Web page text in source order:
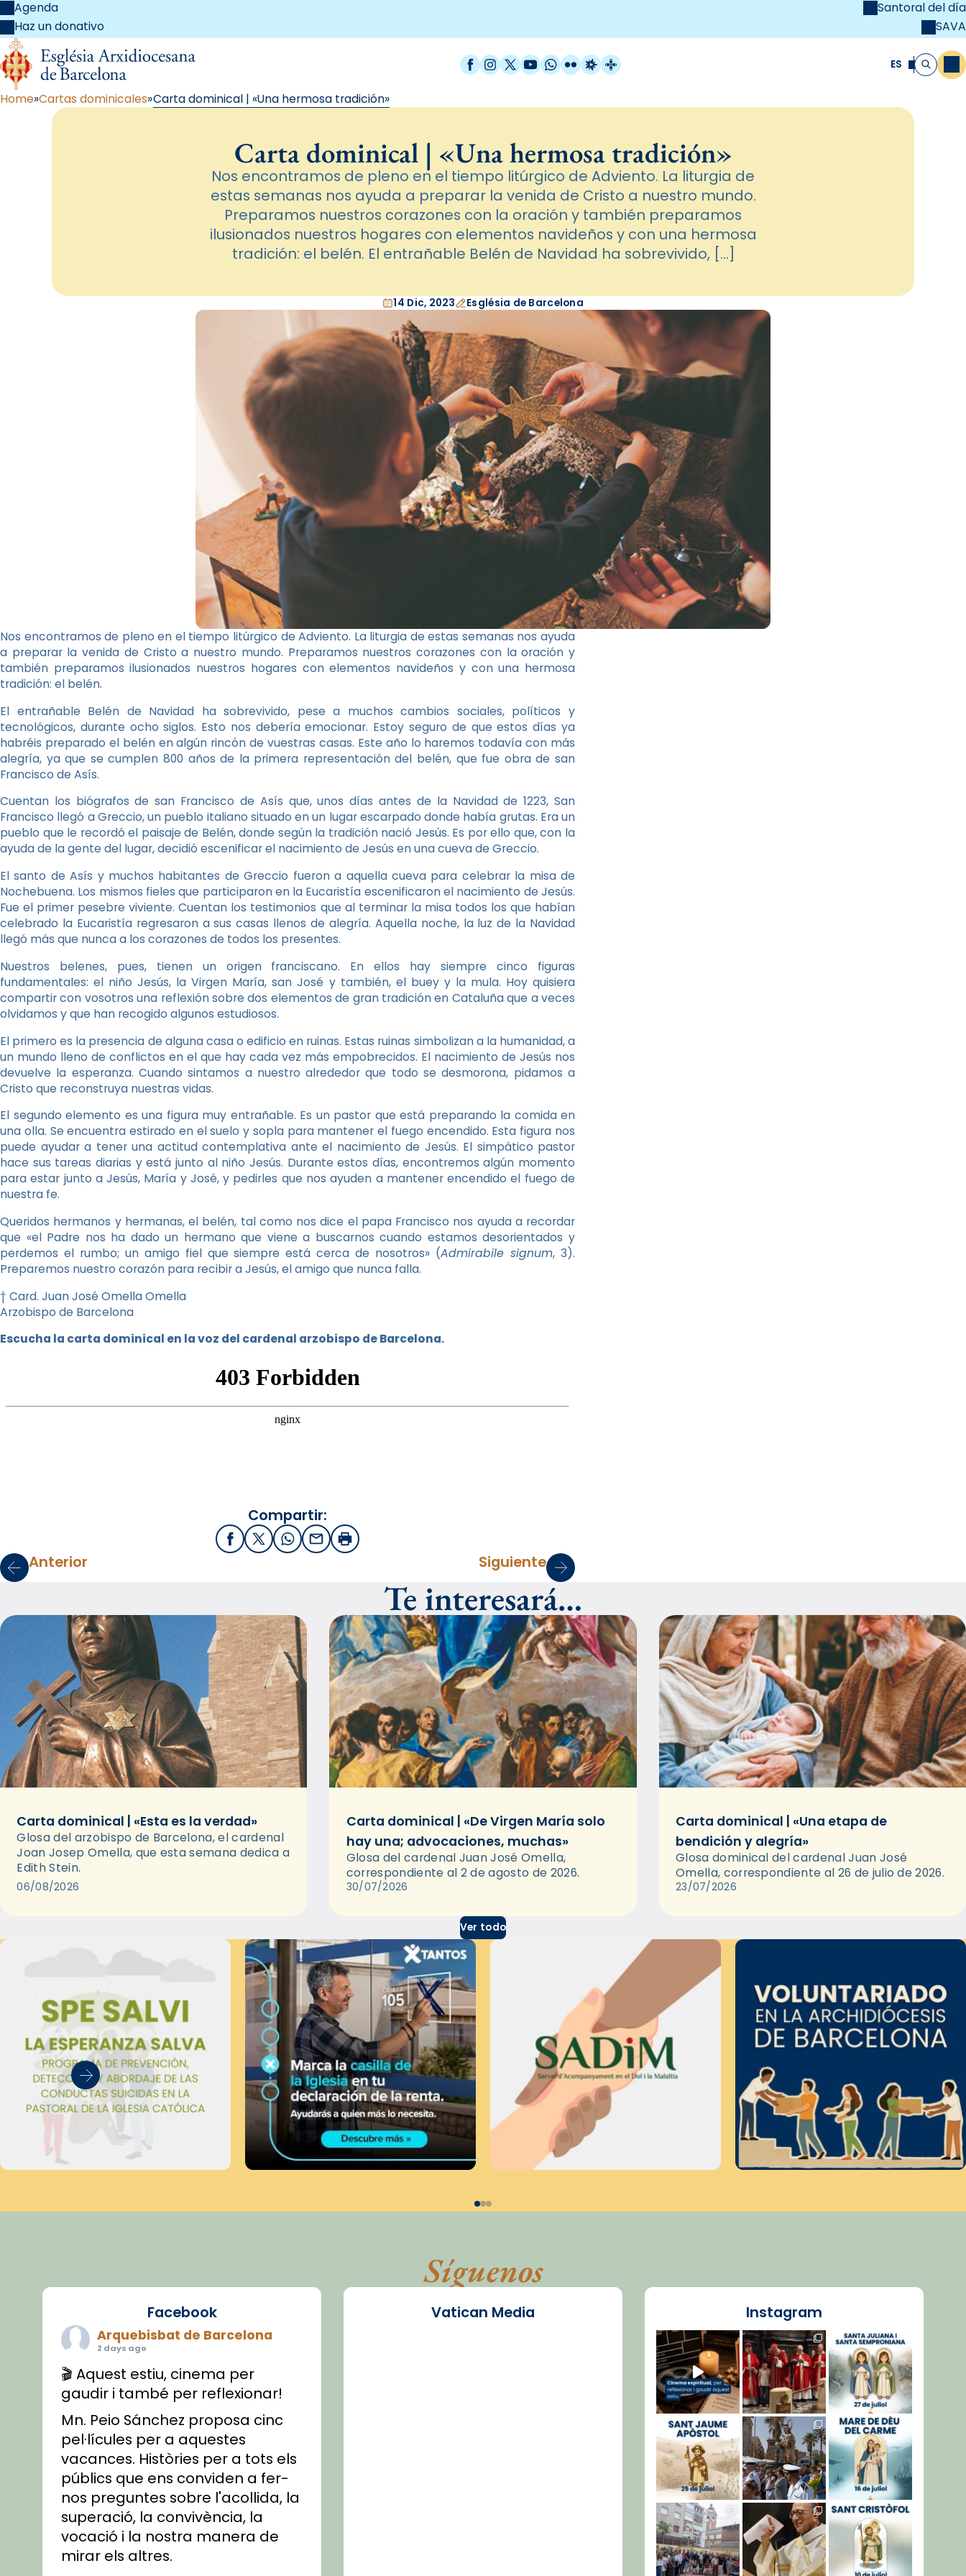
Agenda
Haz un donativo
Santoral del día
SAVA
Facebook
Instagram
X / Twitter
YouTube
WhatsApp
FlickrRadio Estel
Catalunya Cristiana ES Buscar
Home Cartas dominicales Carta dominical | «Una hermosa tradición»
Carta dominical | «Una hermosa tradición»
Nos encontramos de pleno en el tiempo litúrgico de Adviento. La liturgia de
estas semanas nos ayuda a preparar la venida de Cristo a nuestro mundo.
Preparamos nuestros corazones con la oración y también preparamos
ilusionados nuestros hogares con elementos navideños y con una hermosa
tradición: el belén. El entrañable Belén de Navidad ha sobrevivido, […]
14 Dic, 2023 Església de Barcelona
Nos encontramos de pleno en el tiempo litúrgico de Adviento. La liturgia de estas semanas nos ayuda
a preparar la venida de Cristo a nuestro mundo. Preparamos nuestros corazones con la oración y
también preparamos ilusionados nuestros hogares con elementos navideños y con una hermosa
tradición: el belén.
El entrañable Belén de Navidad ha sobrevivido, pese a muchos cambios sociales, políticos y
tecnológicos, durante ocho siglos. Esto nos debería emocionar. Estoy seguro de que estos días ya
habréis preparado el belén en algún rincón de vuestras casas. Este año lo haremos todavía con más
alegría, ya que se cumplen 800 años de la primera representación del belén, que fue obra de san
Francisco de Asís.
Cuentan los biógrafos de san Francisco de Asís que, unos días antes de la Navidad de 1223, San
Francisco llegó a Greccio, un pueblo italiano situado en un lugar escarpado donde había grutas. Era un
pueblo que le recordó el paisaje de Belén, donde según la tradición nació Jesús. Es por ello que, con la
ayuda de la gente del lugar, decidió escenificar el nacimiento de Jesús en una cueva de Greccio.
El santo de Asís y muchos habitantes de Greccio fueron a aquella cueva para celebrar la misa de
Nochebuena. Los mismos fieles que participaron en la Eucaristía escenificaron el nacimiento de Jesús.
Fue el primer pesebre viviente. Cuentan los testimonios que al terminar la misa todos los que habían
celebrado la Eucaristía regresaron a sus casas llenos de alegría. Aquella noche, la luz de la Navidad
llegó más que nunca a los corazones de todos los presentes.
Nuestros belenes, pues, tienen un origen franciscano. En ellos hay siempre cinco figuras
fundamentales: el niño Jesús, la Virgen María, san José y también, el buey y la mula. Hoy quisiera
compartir con vosotros una reflexión sobre dos elementos de gran tradición en Cataluña que a veces
olvidamos y que han recogido algunos estudiosos.
El primero es la presencia de alguna casa o edificio en ruinas. Estas ruinas simbolizan a la humanidad, a
un mundo lleno de conflictos en el que hay cada vez más empobrecidos. El nacimiento de Jesús nos
devuelve la esperanza. Cuando sintamos a nuestro alrededor que todo se desmorona, pidamos a
Cristo que reconstruya nuestras vidas.
El segundo elemento es una figura muy entrañable. Es un pastor que está preparando la comida en
una olla. Se encuentra estirado en el suelo y sopla para mantener el fuego encendido. Esta figura nos
puede ayudar a tener una actitud contemplativa ante el nacimiento de Jesús. El simpático pastor
hace sus tareas diarias y está junto al niño Jesús. Durante estos días, encontremos algún momento
para estar junto a Jesús, María y José, y pedirles que nos ayuden a mantener encendido el fuego de
nuestra fe.
Queridos hermanos y hermanas, el belén, tal como nos dice el papa Francisco nos ayuda a recordar
que «el Padre nos ha dado un hermano que viene a buscarnos cuando estamos desorientados y
perdemos el rumbo; un amigo fiel que siempre está cerca de nosotros» (Admirabile signum, 3).
Preparemos nuestro corazón para recibir a Jesús, el amigo que nunca falla.
† Card. Juan José Omella Omella
Arzobispo de Barcelona
Escucha la carta dominical en la voz del cardenal arzobispo de Barcelona.
Compartir:
FacebookX / Twitter
WhatsApp
EmailImprimir
Anterior Siguiente
Te interesará…
Carta dominical | «Esta es la verdad»
Glosa del arzobispo de Barcelona, el cardenal
Joan Josep Omella, que esta semana dedica a
Edith Stein.
06/08/2026
Carta dominical | «De Virgen María solo
hay una; advocaciones, muchas»
Glosa del cardenal Juan José Omella,
correspondiente al 2 de agosto de 2026.
30/07/2026
Carta dominical | «Una etapa de
bendición y alegría»
Glosa dominical del cardenal Juan José
Omella, correspondiente al 26 de julio de 2026.
23/07/2026
Ver todo
Síguenos
Facebook
Arquebisbat de Barcelona
2 days ago
🎬 Aquest estiu, cinema per
gaudir i també per reflexionar!
Mn. Peio Sánchez proposa cinc
pel·lícules per a aquestes
vacances. Històries per a tots els
públics que ens conviden a fer-
nos preguntes sobre l'acollida, la
superació, la convivència, la
vocació i la nostra manera de
mirar els altres.
Vatican Media Instagram